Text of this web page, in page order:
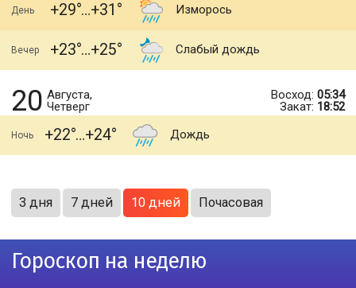
День +29 +31 Изморось
Вечер +23 +25 Слабый дождь
20 Августа,
Четверг
Восход: 05:34
Закат: 18:52
Ночь +22 +24 Дождь
3 дня 7 дней 10 дней Почасовая
Гороскоп на неделю